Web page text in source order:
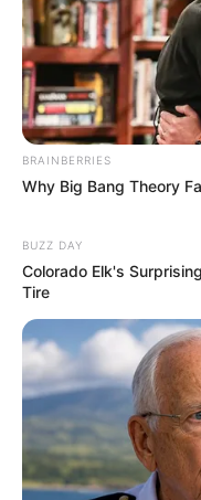
Participe
Fique informado
Clique aqui
BRAINBERRIES
Why Big Bang Theory
BUZZ DAY
Colorado Elk's
Tire